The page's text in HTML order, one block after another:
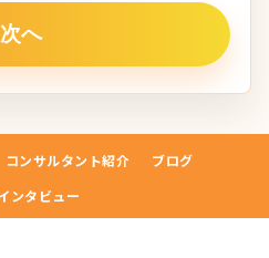
コンサルタント紹介
ブログ
ンタビュー